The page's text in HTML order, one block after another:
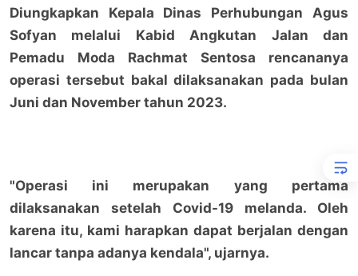
Diungkapkan Kepala Dinas Perhubungan Agus
Sofyan melalui Kabid Angkutan Jalan dan
Pemadu Moda Rachmat Sentosa rencananya
operasi tersebut bakal dilaksanakan pada bulan
Juni dan November tahun 2023.
"Operasi ini merupakan yang pertama
dilaksanakan setelah Covid-19 melanda. Oleh
karena itu, kami harapkan dapat berjalan dengan
lancar tanpa adanya kendala", ujarnya.